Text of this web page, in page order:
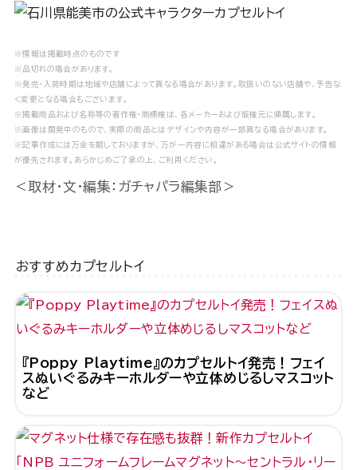
※情報は掲載時点のものです
※品切れの場合があります。
※発売・入荷時期は地域や店舗によって異なる場合があります。取扱いのない店舗や、予告な
く変更となる場合もございます。
※掲載商品および名称等の著作権・商標権は、各メーカーおよび版権元に帰属します。
※画像は開発中のもので、実際の商品とはデザインや内容が一部異なる場合があります。
※記事作成には万全を期しておりますが、万が一内容に相違がある場合は公式サイトの情報
が優先されます。あらかじめご了承の上、ご利用ください。
＜取材・文・編集：ガチャパラ編集部＞
おすすめカプセルトイ
『Poppy Playtime』のカプセルトイ発売！フェイ
スぬいぐるみキーホルダーや立体めじるしマスコット
など